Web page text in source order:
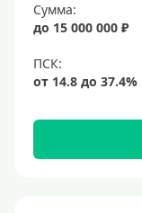
Сумма:
до 15 000 000 ₽